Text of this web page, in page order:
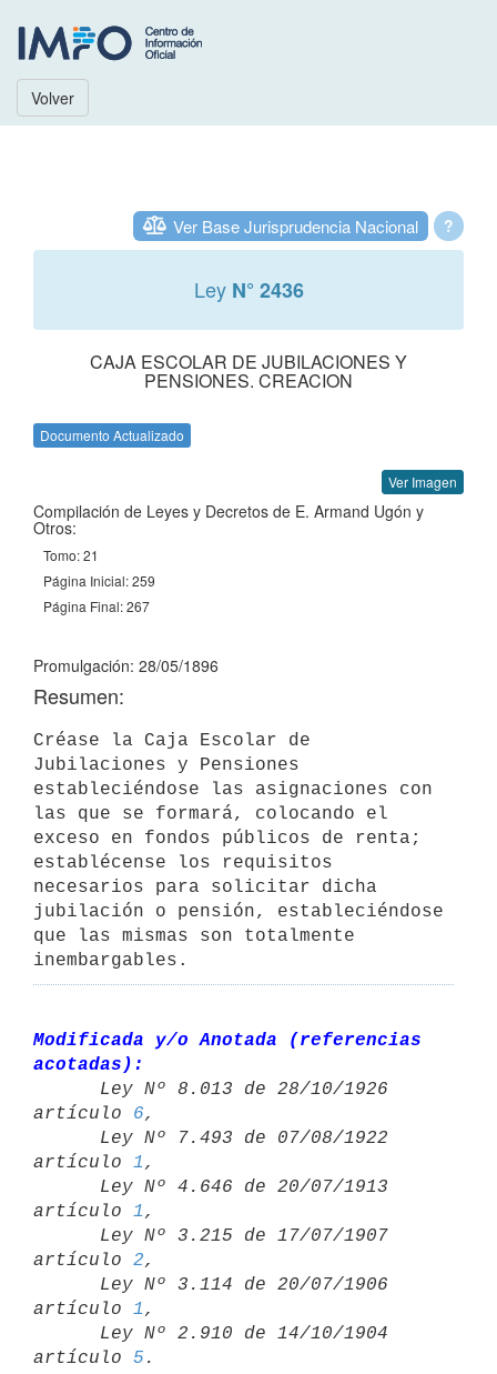
Volver
?
Ver Base Jurisprudencia Nacional
Ley N° 2436
CAJA ESCOLAR DE JUBILACIONES Y
PENSIONES. CREACION
Documento Actualizado
Ver Imagen
Compilación de Leyes y Decretos de E. Armand Ugón y
Otros:
Tomo: 21
Página Inicial: 259
Página Final: 267
Promulgación: 28/05/1896
Resumen:
Créase la Caja Escolar de
Jubilaciones y Pensiones
estableciéndose las asignaciones con
las que se formará, colocando el
exceso en fondos públicos de renta;
establécense los requisitos
necesarios para solicitar dicha
jubilación o pensión, estableciéndose
que las mismas son totalmente
inembargables.
Modificada y/o Anotada (referencias
acotadas):
artículo 6,
artículo 1 ,
artículo 1 ,
artículo 2,
artículo 1 ,
artículo 5